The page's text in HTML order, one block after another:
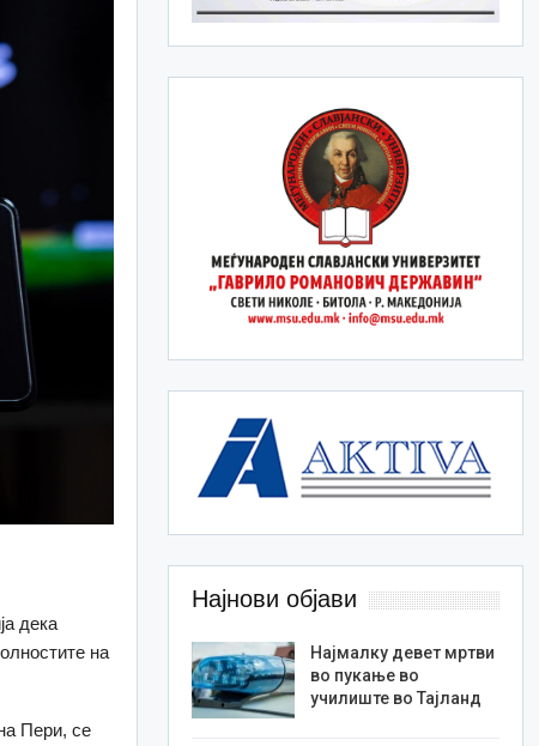
дека
на
Пери, се
Најнови објави
Најмалку девет мртви
во пукање во
училиште во Тајланд